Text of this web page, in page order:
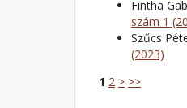
Fintha
szám 1
Szűcs
(2023)
1 2 > >>